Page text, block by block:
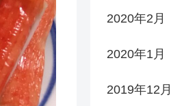
2020年2月
2020年1月
2019年12月